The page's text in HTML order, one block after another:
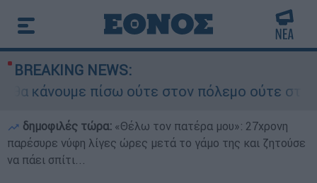
BREAKING NEWS:
πίσω ούτε στον πόλεμο ούτε στις
δημοφιλές τώρα: «Θέλω τον πατέρα μου»: 27χρονη
παρέσυρε νύφη λίγες ώρες μετά το γάμο της και ζητούσε
να πάει σπίτι...